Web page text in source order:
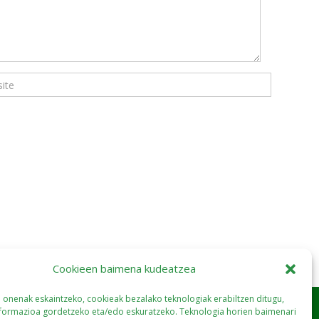
Cookieen baimena kudeatzea
onenak eskaintzeko, cookieak bezalako teknologiak erabiltzen ditugu,
gordetzeko eta/edo eskuratzeko. Teknologia horien baimenari